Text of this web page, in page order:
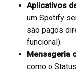
Aplicativos
um Spotify
são pagos
funcional).
Mensageria
como o